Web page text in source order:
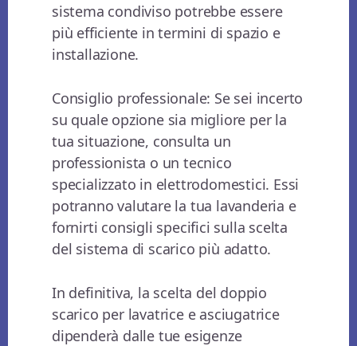
sistema condiviso potrebbe essere
più efficiente in termini di spazio e
installazione.
Consiglio professionale: Se sei incerto
su quale opzione sia migliore per la
tua situazione, consulta un
professionista o un tecnico
specializzato in elettrodomestici. Essi
potranno valutare la tua lavanderia e
fornirti consigli specifici sulla scelta
del sistema di scarico più adatto.
In definitiva, la scelta del doppio
scarico per lavatrice e asciugatrice
dipenderà dalle tue esigenze